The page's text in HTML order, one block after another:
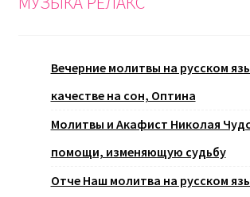
Вечерние молитвы на русском
качестве на сон, Оптина
Молитвы и Акафист Николая
помощи, изменяющую судьбу
Отче Наш молитва на русском